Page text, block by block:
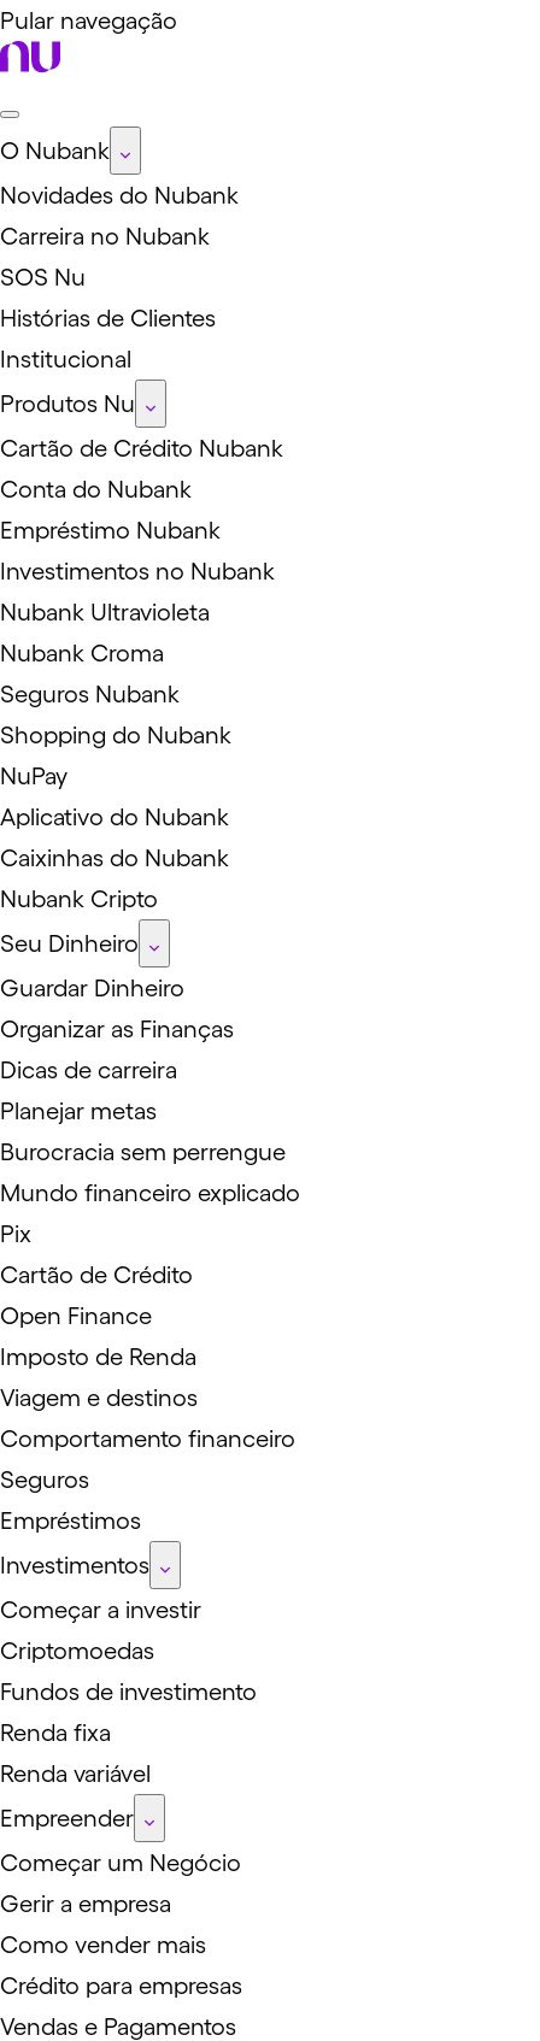
Pular navegação
O Nubank
Novidades do Nubank
Carreira no Nubank
SOS Nu
Histórias de Clientes
Institucional
Produtos Nu
Cartão de Crédito Nubank
Conta do Nubank
Empréstimo Nubank
Investimentos no Nubank
Nubank Ultravioleta
Nubank Croma
Seguros Nubank
Shopping do Nubank
NuPay
Aplicativo do Nubank
Caixinhas do Nubank
Nubank Cripto
Seu Dinheiro
Guardar Dinheiro
Organizar as Finanças
Dicas de carreira
Planejar metas
Burocracia sem perrengue
Mundo financeiro explicado
Pix
Cartão de Crédito
Open Finance
Imposto de Renda
Viagem e destinos
Comportamento financeiro
Seguros
Empréstimos
Investimentos
Começar a investir
Criptomoedas
Fundos de investimento
Renda fixa
Renda variável
Empreender
Começar um Negócio
Gerir a empresa
Como vender mais
Crédito para empresas
Vendas e Pagamentos